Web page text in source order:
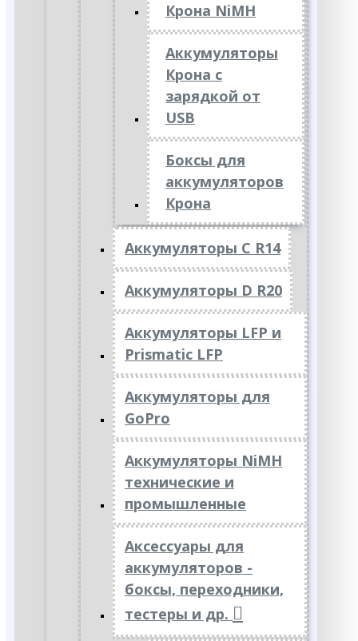
Крона NiMH
Аккумуляторы
Крона с
зарядкой от
USB
Боксы для
аккумуляторов
Крона
Аккумуляторы C R14
Аккумуляторы D R20
Аккумуляторы LFP и
Prismatic LFP
Аккумуляторы для
GoPro
Аккумуляторы NiMH
технические и
промышленные
Аксессуары для
аккумуляторов -
боксы, переходники,
тестеры и др.